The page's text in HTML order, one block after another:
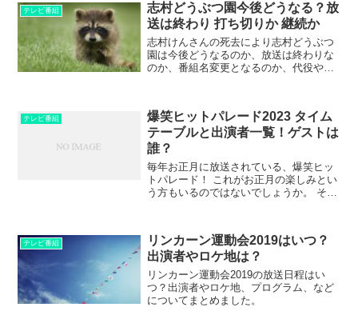
テレビ番組
志村どうぶつ園今後どうなる？放
送は終わり 打ち切りか 継続か
志村けんさんの死去により志村どうぶつ
園は今後どうなるのか、放送は終わりな
のか、番組名変更となるのか、代役や後
テレビ番組
爆笑ヒットパレード2023 タイム
テーブルと出演者一覧！ゲストは
誰？
毎年お正月に放送されている、爆笑ヒッ
トパレード！ これがお正月の楽しみとい
う方もいるのではないでしょうか。 そん
よね！ そ...
テレビ番組
リンカーン運動会2019はいつ？
出演者やロケ地は？
リンカーン運動会2019の放送日程はい
つ？出演者やロケ地、プログラム、など
についてまとめました。